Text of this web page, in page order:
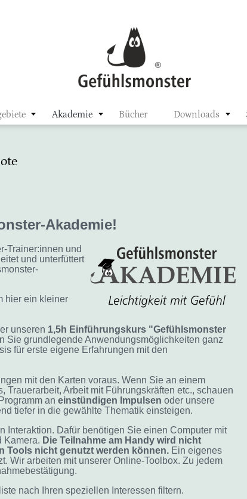
Akademie Bücher Downloads
Akademie!
Trainer:innen und
und unterfüttert
hier ein kleiner
unseren 1,5h Einführungskurs "Gefühlsmonster
Sie grundlegende Anwendungsmöglichkeiten ganz
für erste eigene Erfahrungen mit den
mit den Karten voraus. Wenn Sie an einem
Trauerarbeit, Arbeit mit Führungskräften etc., schauen
an einstündigen Impulsen oder unsere
tiefer in die gewählte Thematik einsteigen.
Interaktion. Dafür benötigen Sie einen Computer mit
Kamera. Die Teilnahme am Handy wird nicht
Tools nicht genutzt werden können. Ein eigenes
Wir arbeiten mit unserer Online-Toolbox. Zu jedem
nach Ihren speziellen Interessen filtern.